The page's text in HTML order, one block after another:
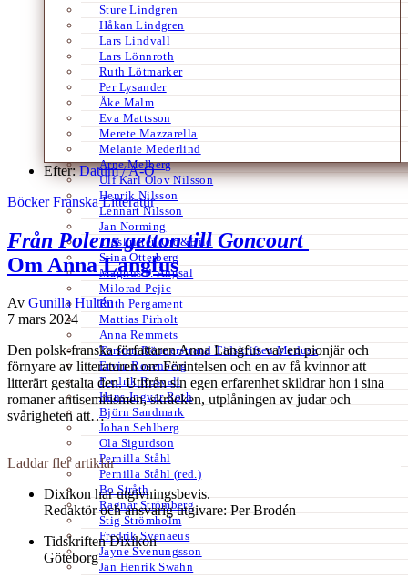
Sture Lindgren
Håkan Lindgren
Lars Lindvall
Lars Lönnroth
Ruth Lötmarker
Per Lysander
Åke Malm
Eva Mattsson
Merete Mazzarella
Melanie Mederlind
Arne Melberg
Ulf Karl Olov Nilsson
Henrik Nilsson
Lennart Nilsson
Jan Norming
Tidskriften Ord&Bild
Stina Otterberg
Magnus P. Ängsal
Milorad Pejic
Ruth Pergament
Mattias Pirholt
Anna Remmets
Torsten Rönnerstrand Tidskriften Medusa
Ervin Rosenberg
Fredrik Rosvall
Hans-Ingvar Roth
Björn Sandmark
Johan Sehlberg
Ola Sigurdson
Pernilla Ståhl
Pernilla Ståhl (red.)
Bo Stråth
Ragnar Strömberg
Stig Strömholm
Fredrik Svenaeus
Jayne Svenungsson
Jan Henrik Swahn
Efter:Datum /A-Ö
Böcker Franska Litteratur
Från Polens getton till Goncourt
Om Anna Langfus
Av Gunilla Hultén
7 mars 2024
Den polsk-franska författaren Anna Langfus var en pionjär och
förnyare av litteraturen om Förintelsen och en av få kvinnor att
litterärt gestalta den. Utifrån sin egen erfarenhet skildrar hon i sina
romaner antisemitismen, skräcken, utplåningen av judar och
svårigheten att…
Laddar fler artiklar
Dixikon har utgivningsbevis.
Redaktör och ansvarig utgivare: Per Brodén
Tidskriften Dixikon
Göteborg